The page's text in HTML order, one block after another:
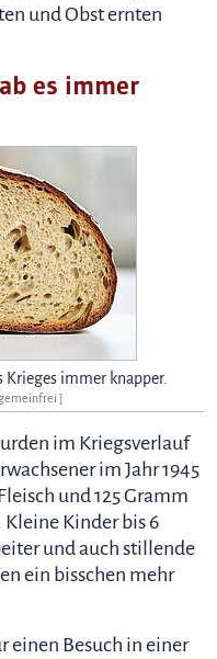
und Obst ernten
es immer
Krieges immer knapper.
]
im Kriegsverlauf
im Jahr 1945
und 125 Gramm
Kinder bis 6
und auch stillende
ein bisschen mehr
einen Besuch in einer